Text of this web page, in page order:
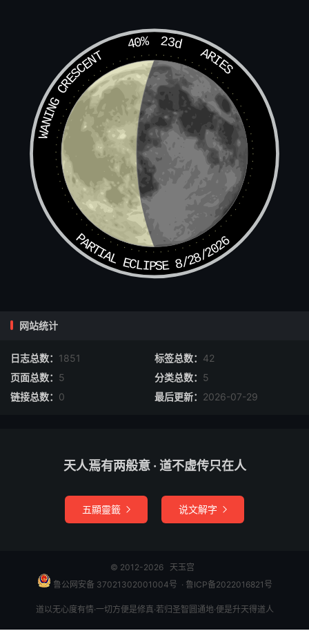
40% 23d
ARIES
WANING CRESCENT
PARTIAL ECLIPSE 8/28/2026
网站统计
日志总数： 1851 标签总数： 42
页面总数： 5 分类总数： 5
链接总数： 0 最后更新： 2026-07-29
天人焉有两般意 · 道不虚传只在人
五顯靈籤  说文解字 
© 2012-2026 天玉宫
鲁公网安备 37021302001004号 ​​​ · 鲁ICP备2022016821号
道以无心度有情·一切方便是修真·若归圣智圆通地·便是升天得道人